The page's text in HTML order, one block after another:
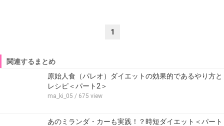
1
関連するまとめ
原始人食（パレオ）ダイエットの効果的であるやり方と
レシピ＜パート2＞
ma_ki_05 / 675 view
あのミランダ・カーも実践！？時短ダイエット＜パート